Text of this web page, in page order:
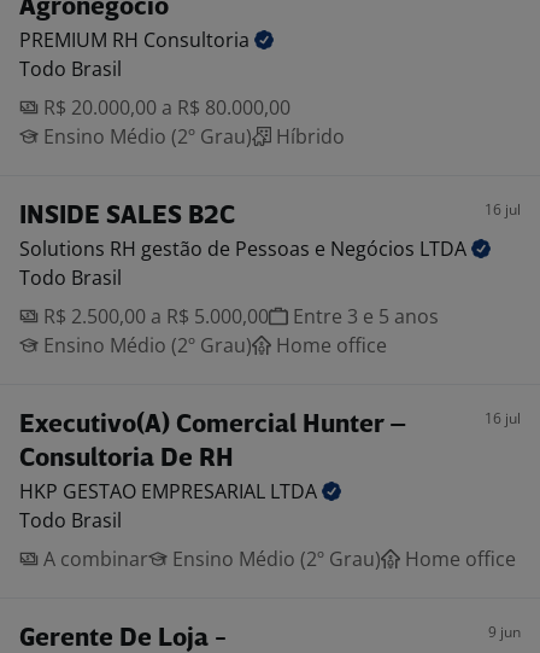
Agronegócio
PREMIUM RH Consultoria
Todo Brasil
R$ 20.000,00 a R$ 80.000,00
Ensino Médio (2º Grau)
Híbrido
INSIDE SALES B2C 16 jul
Solutions RH gestão de Pessoas e Negócios LTDA
Todo Brasil
R$ 2.500,00 a R$ 5.000,00
Entre 3 e 5 anos
Ensino Médio (2º Grau)
Home office
Executivo(A) Comercial Hunter –
Consultoria De RH
16 jul
HKP GESTAO EMPRESARIAL LTDA
Todo Brasil
A combinar
Ensino Médio (2º Grau) Home office
Gerente De Loja -
9 jun